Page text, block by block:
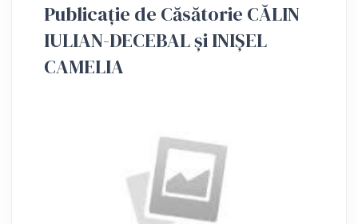
Publicație de Căsătorie CĂLIN
IULIAN-DECEBAL și INIȘEL
CAMELIA